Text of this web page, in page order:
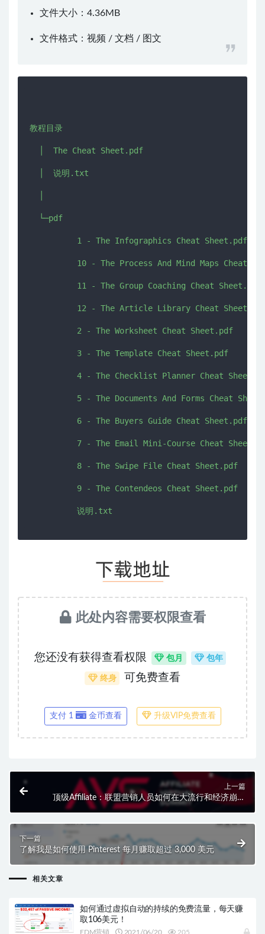
文件大小：4.36MB
文件格式：视频 / 文档 / 图文
教程目录
  │  The Cheat Sheet.pdf
  │  说明.txt
  └─pdf
          1 - The Infographics Cheat Sheet.pdf
10 - The Process And Mind Maps Cheat
          11 - The Group Coaching Cheat Sheet.pdf
12 - The Article Library Cheat
          2 - The Worksheet Cheat Sheet.pdf
          3 - The Template Cheat Sheet.pdf
4 - The Checklist Planner Cheat
5 - The Documents And Forms Cheat
          6 - The Buyers Guide Cheat Sheet.pdf
7 - The Email Mini-Course Cheat
          8 - The Swipe File Cheat Sheet.pdf
          9 - The Contendeos Cheat Sheet.pdf
此处内容需要权限查看
您还没有获得查看权限 包月 包年
终身 可免费查看
支付 1 金币查看 升级VIP免费查看
上一篇
顶级Affiliate：联盟营销人员如何在大流行和经济崩溃
下一篇
了解我是如何使用 Pinterest 每月赚取超过 3,000 美元
相关文章
如何通过虚拟自动的持续的免费流量，每天赚
取106美元！
EDM营销 2021/06/20 205